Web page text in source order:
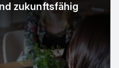
zukunftsfähig